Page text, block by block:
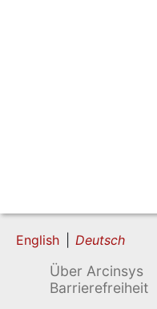
English Deutsch
Über Arcinsys
Barrierefreiheit